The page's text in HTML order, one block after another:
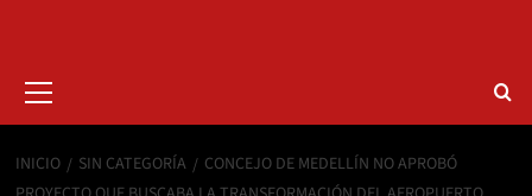
primario
INICIO SIN CATEGORÍA
CONCEJO DE MEDELLÍN NO APROBÓ